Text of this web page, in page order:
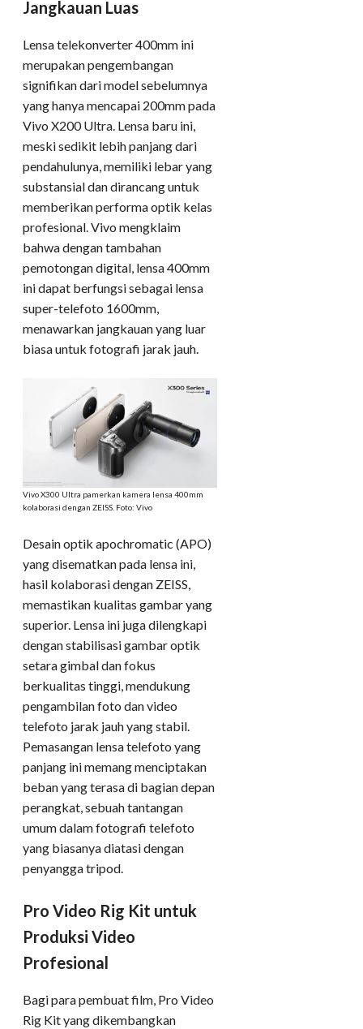
Jangkauan Luas
Lensa telekonverter 400mm ini
merupakan pengembangan
signifikan dari model sebelumnya
yang hanya mencapai 200mm pada
Vivo X200 Ultra. Lensa baru ini,
meski sedikit lebih panjang dari
pendahulunya, memiliki lebar yang
substansial dan dirancang untuk
memberikan performa optik kelas
profesional. Vivo mengklaim
bahwa dengan tambahan
pemotongan digital, lensa 400mm
ini dapat berfungsi sebagai lensa
super-telefoto 1600mm,
menawarkan jangkauan yang luar
biasa untuk fotografi jarak jauh.
Vivo X300 Ultra pamerkan kamera lensa 400mm
kolaborasi dengan ZEISS. Foto: Vivo
Desain optik apochromatic (APO)
yang disematkan pada lensa ini,
hasil kolaborasi dengan ZEISS,
memastikan kualitas gambar yang
superior. Lensa ini juga dilengkapi
dengan stabilisasi gambar optik
setara gimbal dan fokus
berkualitas tinggi, mendukung
pengambilan foto dan video
telefoto jarak jauh yang stabil.
Pemasangan lensa telefoto yang
panjang ini memang menciptakan
beban yang terasa di bagian depan
perangkat, sebuah tantangan
umum dalam fotografi telefoto
yang biasanya diatasi dengan
penyangga tripod.
Pro Video Rig Kit untuk
Produksi Video
Profesional
Bagi para pembuat film, Pro Video
Rig Kit yang dikembangkan